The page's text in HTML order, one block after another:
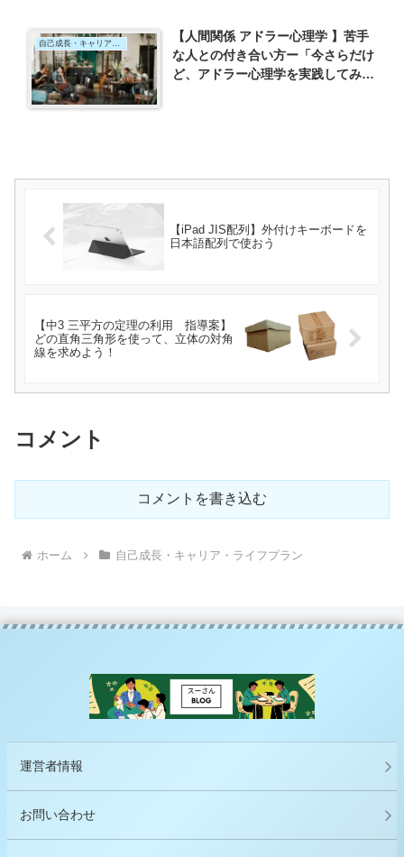
自己成長・キャリア・ライフプラン
【人間関係 アドラー心理学 】苦手
な人との付き合い方ー「今さらだけ
ど、アドラー心理学を実践してみた
【iPad JIS配列】外付けキーボードを
日本語配列で使おう
【中3 三平方の定理の利用 指導案】
どの直角三角形を使って、立体の対角
線を求めよう！
コメント
コメントを書き込む
ホーム 自己成長・キャリア・ライフプラン
運営者情報
お問い合わせ